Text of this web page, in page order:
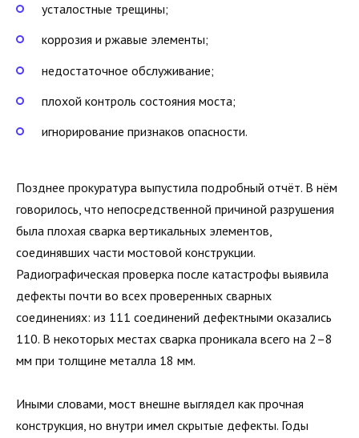
усталостные трещины;
коррозия и ржавые элементы;
недостаточное обслуживание;
плохой контроль состояния моста;
игнорирование признаков опасности.
Позднее прокуратура выпустила подробный отчёт. В нём
говорилось, что непосредственной причиной разрушения
была плохая сварка вертикальных элементов,
соединявших части мостовой конструкции.
Радиографическая проверка после катастрофы выявила
дефекты почти во всех проверенных сварных
соединениях: из 111 соединений дефектными оказались
110. В некоторых местах сварка проникала всего на 2–8
мм при толщине металла 18 мм.
Иными словами, мост внешне выглядел как прочная
конструкция, но внутри имел скрытые дефекты. Годы